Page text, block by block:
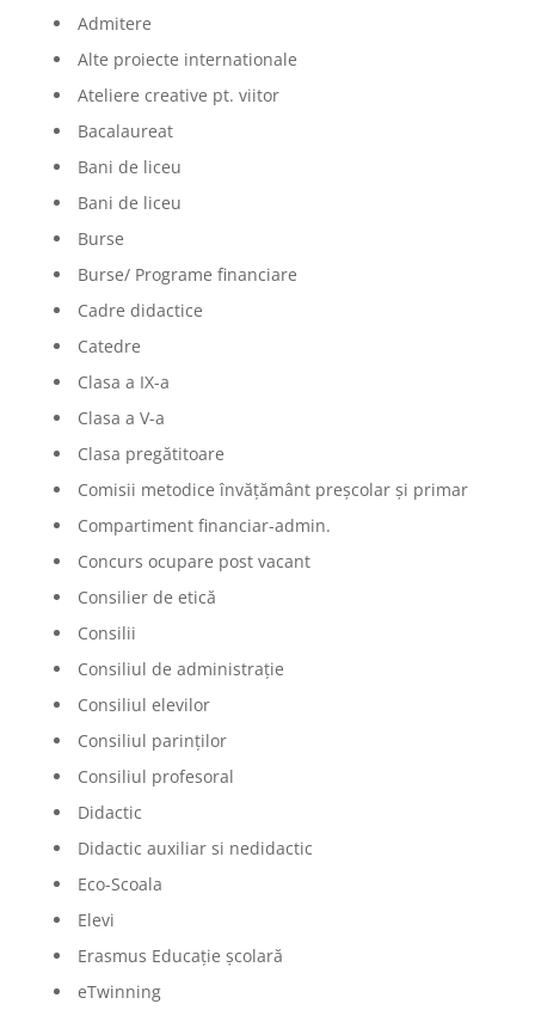
Admitere
Alte proiecte internationale
Ateliere creative pt. viitor
Bacalaureat
Bani de liceu
Bani de liceu
Burse
Burse/ Programe financiare
Cadre didactice
Catedre
Clasa a IX-a
Clasa a V-a
Clasa pregătitoare
Comisii metodice învățământ preșcolar și primar
Compartiment financiar-admin.
Concurs ocupare post vacant
Consilier de etică
Consilii
Consiliul de administrație
Consiliul elevilor
Consiliul parinților
Consiliul profesoral
Didactic
Didactic auxiliar si nedidactic
Eco-Scoala
Elevi
Erasmus Educație școlară
eTwinning